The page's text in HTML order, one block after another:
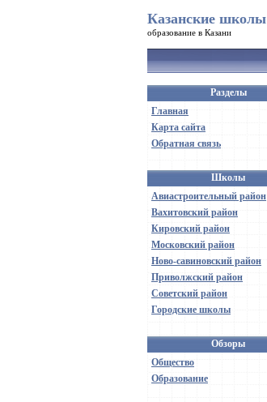
Казанские школы
образование в Казани
Разделы
Главная
Карта сайта
Обратная связь
Школы
Авиастроительный район
Вахитовский район
Кировский район
Московский район
Ново-савиновский район
Приволжский район
Советский район
Городские школы
Обзоры
Общество
Образование